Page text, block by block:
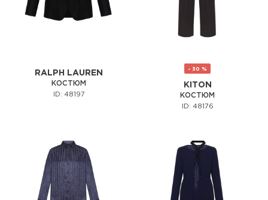
RALPH LAUREN
КОСТЮМ
ID: 48197
- 30 %
KITON
КОСТЮМ
ID: 48176